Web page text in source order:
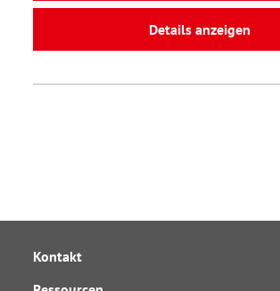
Details anzeigen
Kontakt